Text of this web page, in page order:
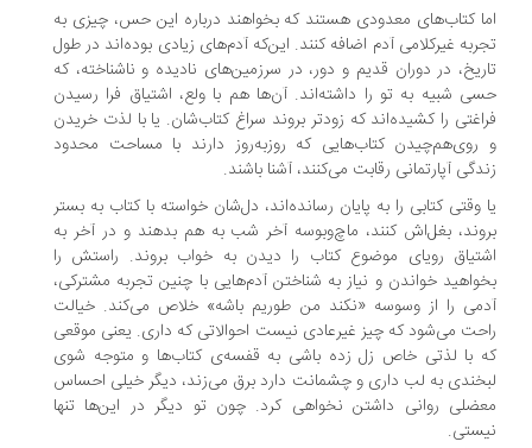
کتاب‌های معدودی هستند که بخواهند درباره این حس، چیزی به
غیرکلامی آدم اضافه کنند. این‌که آدم‌های زیادی بوده‌اند در طول
در دوران قدیم و دور، در سرزمین‌های نادیده و ناشناخته، که
شبیه به تو را داشته‌اند. آن‌ها هم با ولع، اشتیاق فرا رسیدن
را کشیده‌اند که زودتر بروند سراغ کتاب‌شان. یا با لذت خریدن
کتاب‌هایی که روزبه‌روز دارند با مساحت محدود
آپارتمانی رقابت می‌کنند، آشنا باشند.
وقتی کتابی را به پایان رسانده‌اند، دل‌شان خواسته با کتاب به بستر
بغل‌اش کنند، ماچ‌وبوسه آخر شب به هم بدهند و در آخر به
رویای موضوع کتاب را دیدن به خواب بروند. راستش را
خواندن و نیاز به شناختن آدم‌هایی با چنین تجربه مشترکی،
را از وسوسه «نکند من طوریم باشه» خلاص می‌کند. خیالت
می‌شود که چیز غیرعادی نیست احوالاتی که داری. یعنی موقعی
با لذتی خاص زل زده باشی به قفسه‌ی کتاب‌ها و متوجه شوی
به لب داری و چشمانت دارد برق می‌زند، دیگر خیلی احساس
روانی داشتن نخواهی کرد. چون تو دیگر در این‌ها تنها